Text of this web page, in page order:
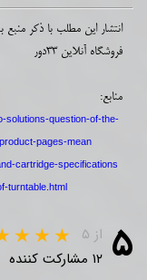
انتشار این مطلب با ذکر منبع
فروشگاه آنلاین 33دور
منابع:
solutions-question-of-the-
pages-mean
cartridge-specifications
turntable.html
۵ از ۵
۱۲ مشارکت کننده